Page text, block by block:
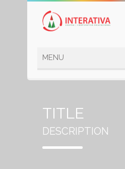
TITLE
DESCRIPTION